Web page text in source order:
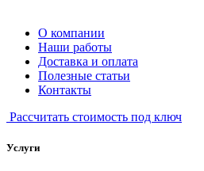
О компании
Наши работы
Доставка и оплата
Полезные статьи
Контакты
Рассчитать стоимость под ключ
Услуги